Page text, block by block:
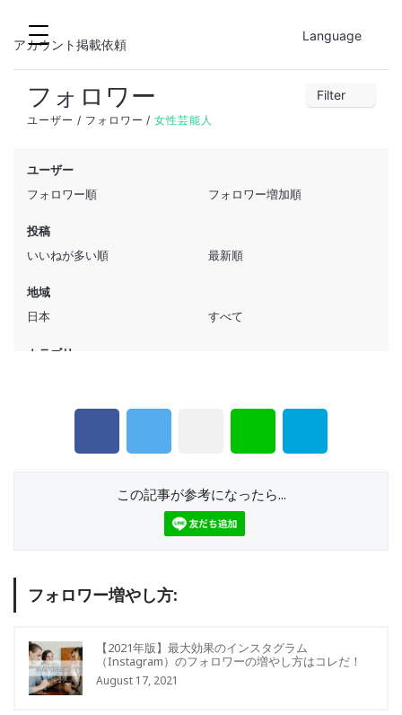
この記事が参考になったら...
フォロワー増やし方:
【2021年版】最大効果のインスタグラム
（Instagram）のフォロワーの増やし方はコレだ！
August 17, 2021